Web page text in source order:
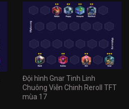
Đội hình Gnar Tinh Linh
Chuông Viễn Chinh Reroll TFT
mùa 17